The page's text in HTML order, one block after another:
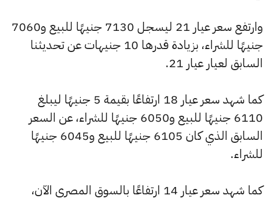
وارتفع سعر عيار 21 ليسجل 7130 جنيهًا للبيع و7060
جنيهًا للشراء، بزيادة قدرها 10 جنيهات عن تحديثنا
السابق لعيار عيار 21.
كما شهد سعر عيار 18 ارتفاعًا بقيمة 5 جنيهًا ليبلغ
6110 جنيهًا للبيع و6050 جنيهًا للشراء، عن السعر
السابق الذي كان 6105 جنيهًا للبيع و6045 جنيهًا
للشراء.
كما شهد سعر عيار 14 ارتفاعًا بالسوق المصري الآن،